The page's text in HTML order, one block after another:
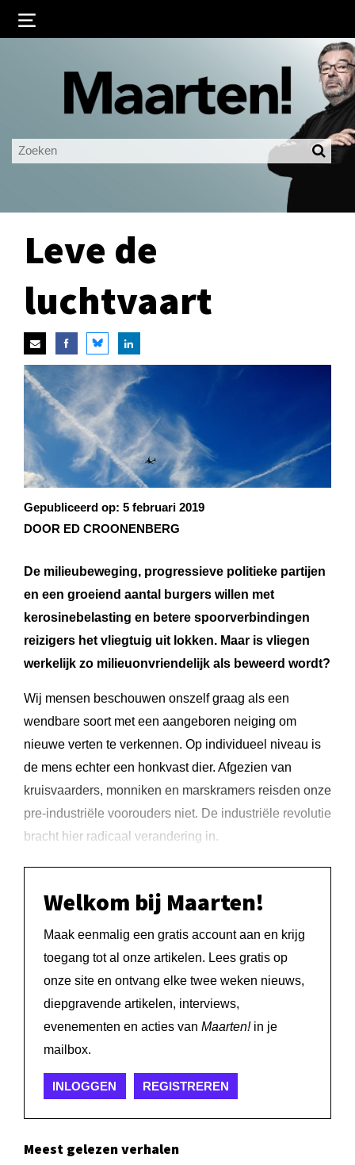
Ingelogd blijven
LOGIN
Leve de
luchtvaart
Gepubliceerd op: 5 februari 2019
DOOR ED CROONENBERG
De milieubeweging, progressieve politieke partijen
en een groeiend aantal burgers willen met
kerosinebelasting en betere spoorverbindingen
reizigers het vliegtuig uit lokken. Maar is vliegen
werkelijk zo milieuonvriendelijk als beweerd wordt?
Wij mensen beschouwen onszelf graag als een
wendbare soort met een aangeboren neiging om
nieuwe verten te verkennen. Op individueel niveau is
de mens echter een honkvast dier. Afgezien van
kruisvaarders, monniken en marskramers reisden onze
pre-industriële voorouders niet. De industriële revolutie
bracht hier radicaal verandering in.
Welkom bij Maarten!
Maak eenmalig een gratis account aan en krijg
toegang tot al onze artikelen. Lees gratis op
onze site en ontvang elke twee weken nieuws,
diepgravende artikelen, interviews,
evenementen en acties van Maarten!in je
mailbox.
INLOGGEN REGISTREREN
Meest gelezen verhalen